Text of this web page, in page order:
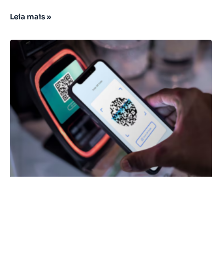
Leia mais »